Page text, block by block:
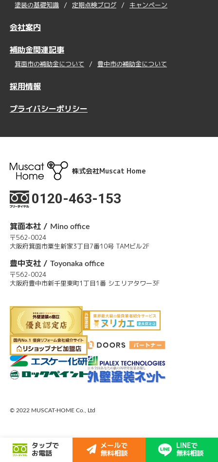
タップで
お電話
メールで
無料相談
LINEで
無料相談
塗装の基礎知識 定期点検ブログ キャンペーン
会社案内
補助金関連記事
箕面市の補助金について 豊中市の補助金について
採用情報
プライバシーポリシー
株式会社Muscat Home
0120-463-153
箕面本社 / Mino office
〒562-0024
大阪府箕面市粟生新家3丁目7番10号 TAMビル2F
豊中支社 / Toyonaka office
〒562-0024
大阪府豊中市新千里東町1丁目1番 シエリアタワー3F
© 2022 MUSCAT-HOME Co., Ltd